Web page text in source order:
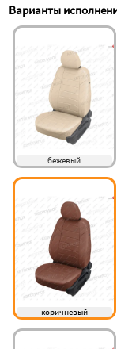
Варианты
бежевый
коричневый